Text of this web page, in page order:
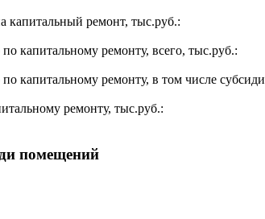
капитальный ремонт, тыс.руб.:
капитальному ремонту, всего, тыс.руб.:
капитальному ремонту, в том числе
ремонту, тыс.руб.:
помещений